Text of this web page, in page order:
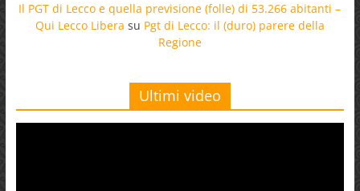
Il PGT di Lecco e quella previsione (folle) di 53.266 abitanti –
Qui Lecco Libera su Pgt di Lecco: il (duro) parere della
Regione
Ultimi video